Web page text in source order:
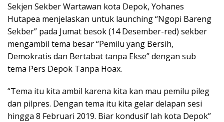
Sekjen Sekber Wartawan kota Depok, Yohanes
Hutapea menjelaskan untuk launching “Ngopi Bareng
Sekber” pada Jumat besok (14 Desember-red) sekber
mengambil tema besar “Pemilu yang Bersih,
Demokratis dan Bertabat tanpa Ekse” dengan sub
tema Pers Depok Tanpa Hoax.
“Tema itu kita ambil karena kita kan mau pemilu pileg
dan pilpres. Dengan tema itu kita gelar delapan sesi
hingga 8 Februari 2019. Biar kondusif lah kota Depok”